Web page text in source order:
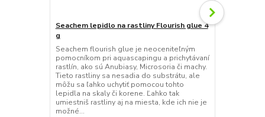
Seachem lepidlo na rastliny Flourish glue 4
g
Seachem flourish glue je neoceniteľným
pomocníkom pri aquascapingu a prichytávaní
rastlín, ako sú Anubiasy, Microsoria či machy.
Tieto rastliny sa nesadia do substrátu, ale
môžu sa ľahko uchytiť pomocou tohto
lepidla na skaly či korene. Ľahko tak
umiestniš rastliny aj na miesta, kde ich nie je
možné...